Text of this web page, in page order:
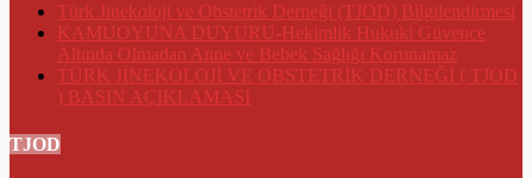
Türk Jinekoloji ve Obstetrik Derneği (TJOD) Bilgilendirmesi
KAMUOYUNA DUYURU-Hekimlik Hukuki Güvence
Altında Olmadan Anne ve Bebek Sağlığı Korunamaz
TÜRK JİNEKOLOJİ VE OBSTETRİK DERNEĞİ ( TJOD
) BASIN AÇIKLAMASI
TJOD